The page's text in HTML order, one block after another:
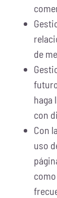
de
haga
con
Con
uso